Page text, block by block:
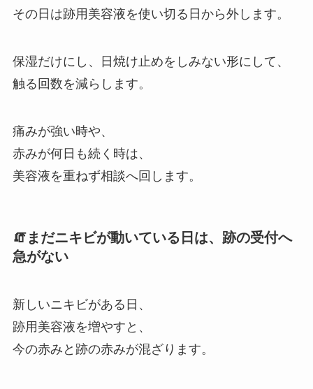
その日は跡用美容液を使い切る日から外します。
保湿だけにし、日焼け止めをしみない形にして、
触る回数を減らします。
痛みが強い時や、
赤みが何日も続く時は、
美容液を重ねず相談へ回します。
🧯まだニキビが動いている日は、跡の受付へ
急がない
新しいニキビがある日、
跡用美容液を増やすと、
今の赤みと跡の赤みが混ざります。